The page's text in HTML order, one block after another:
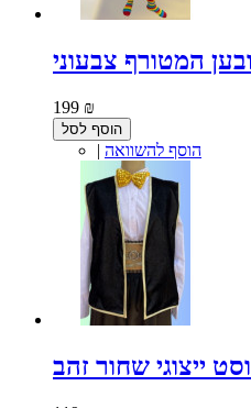
199 ₪
הוסף לסל
| הוסף להשוואה